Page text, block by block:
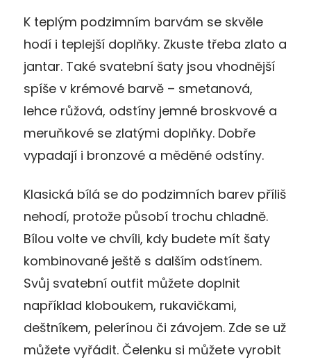
K teplým podzimním barvám se skvěle
hodí i teplejší doplňky. Zkuste třeba zlato a
jantar. Také svatební šaty jsou vhodnější
spíše v krémové barvě – smetanová,
lehce růžová, odstíny jemné broskvové a
meruňkové se zlatými doplňky. Dobře
vypadají i bronzové a měděné odstíny.
Klasická bílá se do podzimních barev příliš
nehodí, protože působí trochu chladně.
Bílou volte ve chvíli, kdy budete mít šaty
kombinované ještě s dalším odstínem.
Svůj svatební outfit můžete doplnit
například kloboukem, rukavičkami,
deštníkem, pelerínou či závojem. Zde se už
můžete vyřádit. Čelenku si můžete vyrobit